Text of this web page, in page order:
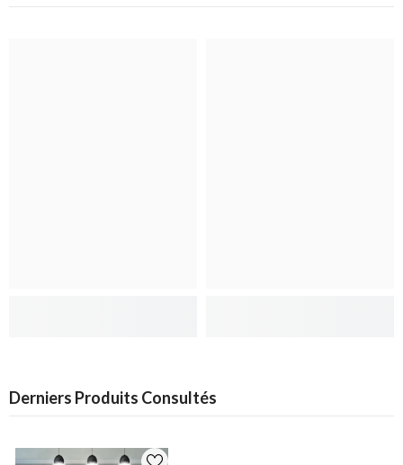
Derniers Produits Consultés